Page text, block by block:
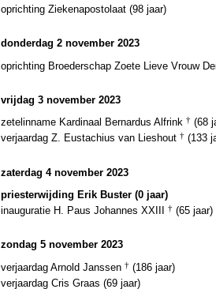
oprichting Ziekenapostolaat (98 jaar)
donderdag 2 november 2023
oprichting Broederschap Zoete Lieve Vrouw
vrijdag 3 november 2023
zetelinname Kardinaal Bernardus Alfrink † (68
verjaardag Z. Eustachius van Lieshout † (133
zaterdag 4 november 2023
priesterwijding Erik Buster (0 jaar)
inauguratie H. Paus Johannes XXIII
† (65 jaar)
zondag 5 november 2023
verjaardag Arnold Janssen † (186 jaar)
verjaardag Cris Graas (69 jaar)